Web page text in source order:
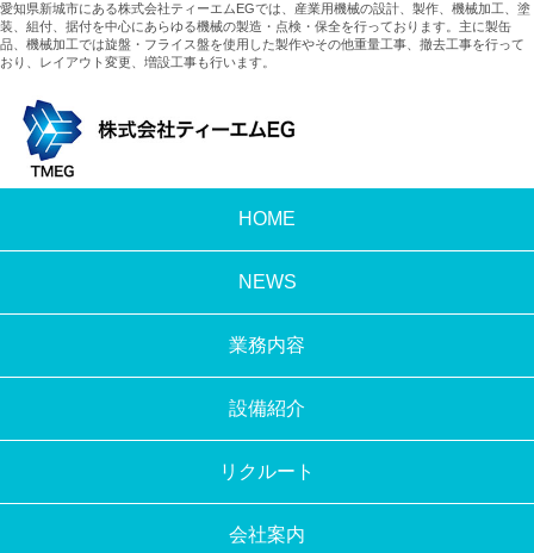
愛知県新城市にある株式会社ティーエムEGでは、産業用機械の設計、製作、機械加工、塗
装、組付、据付を中心にあらゆる機械の製造・点検・保全を行っております。主に製缶
品、機械加工では旋盤・フライス盤を使用した製作やその他重量工事、撤去工事を行って
おり、レイアウト変更、増設工事も行います。
HOME
NEWS
業務内容
設備紹介
リクルート
会社案内